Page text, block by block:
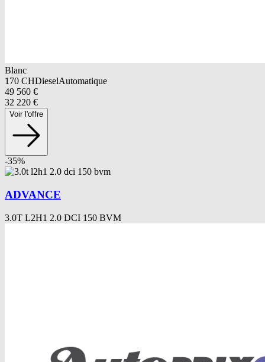
Blanc
170 CHDieselAutomatique
49 560 €
32 220 €
Voir l'offre
-35%
ADVANCE
3.0T L2H1 2.0 DCI 150 BVM